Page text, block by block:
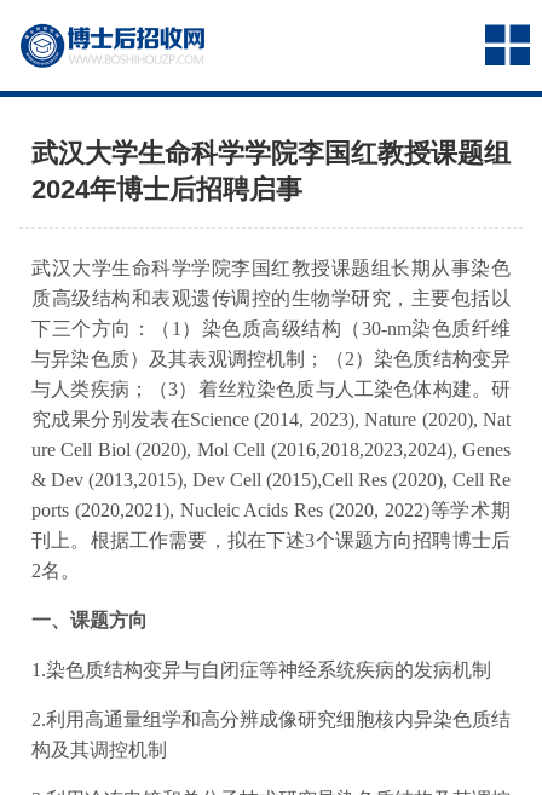
武汉大学生命科学学院李国红教授课题组
2024年博士后招聘启事
武汉大学生命科学学院李国红教授课题组长期从事染色
质高级结构和表观遗传调控的生物学研究，主要包括以
下三个方向：（1）染色质高级结构（30-nm染色质纤维
与异染色质）及其表观调控机制；（2）染色质结构变异
与人类疾病；（3）着丝粒染色质与人工染色体构建。研
究成果分别发表在Science (2014, 2023), Nature (2020), Nat
ure Cell Biol (2020), Mol Cell (2016,2018,2023,2024), Genes
& Dev (2013,2015), Dev Cell (2015),Cell Res (2020), Cell Re
ports (2020,2021), Nucleic Acids Res (2020, 2022)等学术期
刊上。根据工作需要，拟在下述3个课题方向招聘博士后
2名。
一、课题方向
1.染色质结构变异与自闭症等神经系统疾病的发病机制
2.利用高通量组学和高分辨成像研究细胞核内异染色质结
构及其调控机制